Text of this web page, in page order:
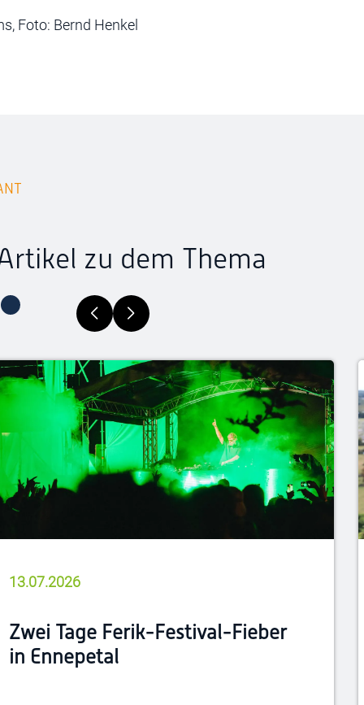
Foto: Bernd Henkel
zu dem Thema
13.07.2026
Zwei Tage Ferik-Festival-Fieber
in Ennepetal